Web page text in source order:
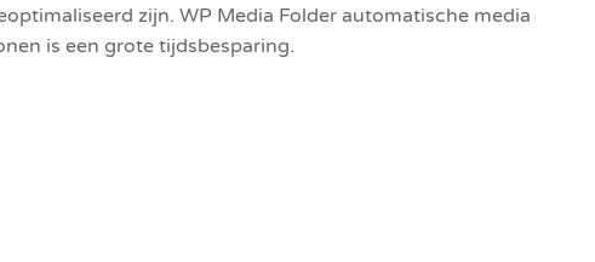
zijn. WP Media Folder automatische media
is een grote tijdsbesparing.